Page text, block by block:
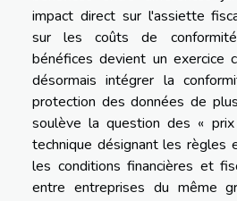
impact direct sur l'assiette
sur les coûts de
bénéfices devient un exercice
désormais intégrer la
protection des données de
soulève la question des «
technique désignant les règles
les conditions financières et
entre entreprises du même